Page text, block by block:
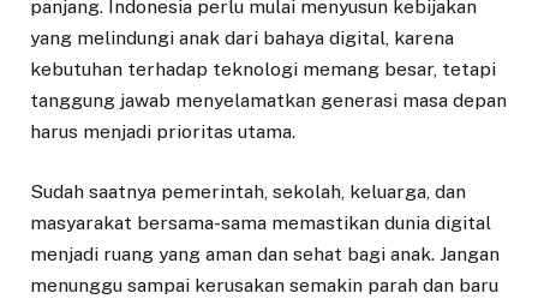
panjang. Indonesia perlu mulai menyusun kebijakan
yang melindungi anak dari bahaya digital, karena
kebutuhan terhadap teknologi memang besar, tetapi
tanggung jawab menyelamatkan generasi masa depan
harus menjadi prioritas utama.
Sudah saatnya pemerintah, sekolah, keluarga, dan
masyarakat bersama-sama memastikan dunia digital
menjadi ruang yang aman dan sehat bagi anak. Jangan
menunggu sampai kerusakan semakin parah dan baru